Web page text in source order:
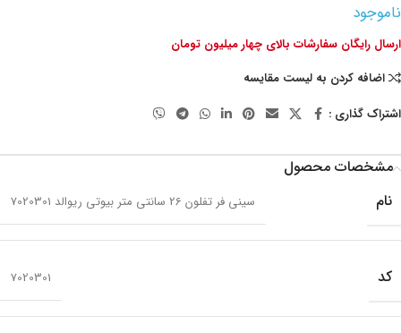
ناموجود
ارسال رایگان سفارشات بالای چهار میلیون تومان
اضافه کردن به لیست مقایسه
اشتراک گذاری :
مشخصات محصول
نام
سینی فر تفلون 26 سانتی متر بیوتی ریوالد 7020301
کد 7020301